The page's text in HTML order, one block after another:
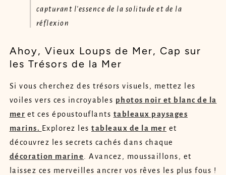
capturant l'essence de la solitude et de la
réflexion
Ahoy, Vieux Loups de Mer, Cap sur
les Trésors de la Mer
Si vous cherchez des trésors visuels, mettez les
voiles vers ces incroyables photos noir et blanc de la
mer et ces époustouflants tableaux paysages
marins. Explorez les tableaux de la mer et
découvrez les secrets cachés dans chaque
décoration marine . Avancez, moussaillons, et
laissez ces merveilles ancrer vos rêves les plus fous !